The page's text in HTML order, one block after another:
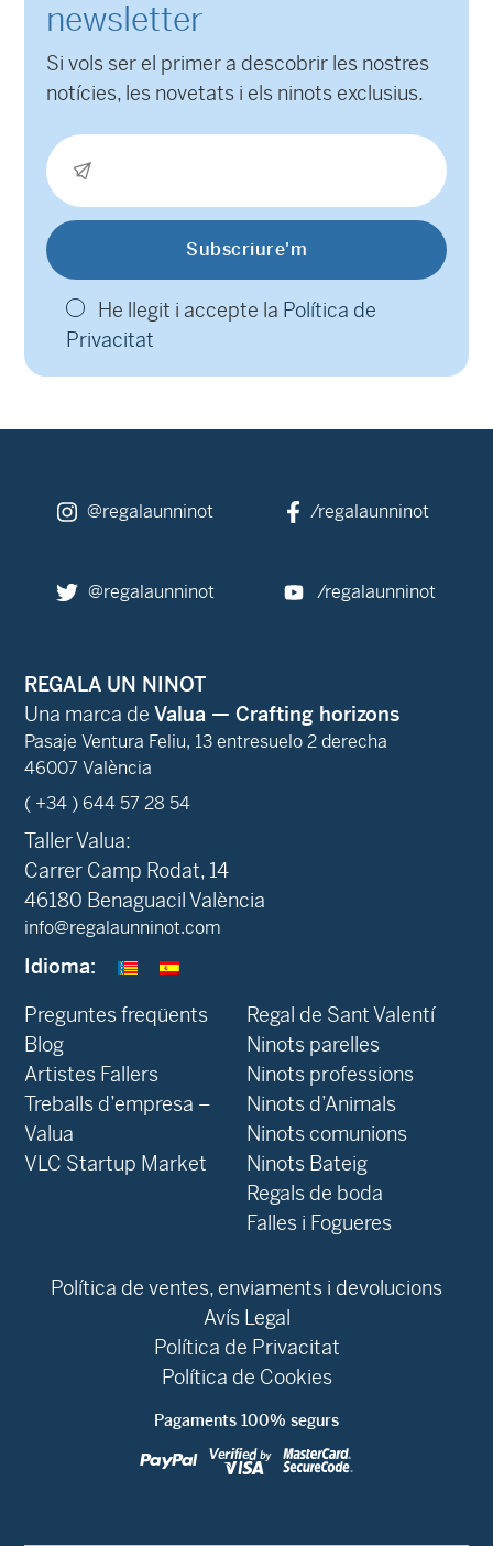
newsletter
Si vols ser el primer a descobrir les nostres
notícies, les novetats i els ninots exclusius.
He llegit i accepte la Política de
Privacitat
@regalaunninot /regalaunninot
@regalaunninot /regalaunninot
REGALA UN NINOT
Una marca de Valua — Crafting horizons
Pasaje Ventura Feliu, 13 entresuelo 2 derecha
46007 València
( +34 ) 644 57 28 54
Taller Valua:
Carrer Camp Rodat, 14
46180 Benaguacil València
info@regalaunninot.com
Idioma:
Preguntes freqüents
Blog
‍Artistes Fallers
Treballs d’empresa –
Valua
VLC Startup Market
Regal de Sant Valentí
Ninots parelles
Ninots professions
Ninots d’Animals
Ninots comunions
Ninots Bateig
Regals de boda
Falles i Fogueres
Política de ventes, enviaments i devolucions
Avís Legal
Política de Privacitat
Política de Cookies
Pagaments 100% segurs